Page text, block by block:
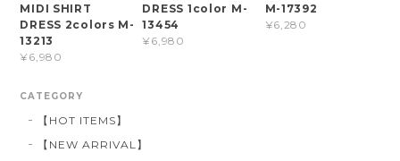
MIDI SHIRT
DRESS 2colors M-
13213
¥6,980
DRESS 1color M-
13454
¥6,980
M-17392
¥6,280
CATEGORY
【HOT ITEMS】
【NEW ARRIVAL】